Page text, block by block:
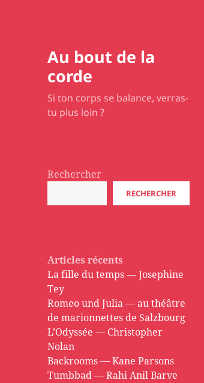
Au bout de la
corde
Si ton corps se balance, verras-
tu plus loin ?
Rechercher
RECHERCHER
Articles récents
La fille du temps — Josephine
Tey
Romeo und Julia — au théâtre
de marionnettes de Salzbourg
L’Odyssée — Christopher
Nolan
Backrooms — Kane Parsons
Tumbbad — Rahi Anil Barve